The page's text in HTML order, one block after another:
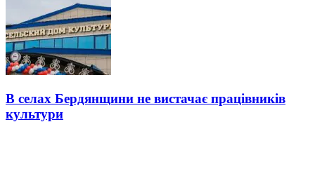
В селах Бердянщини не вистачає працівників
культури